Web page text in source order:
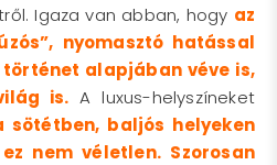
Igaza van abban, hogy az
nyomasztó hatással
alapjában véve is,
is. A luxus-helyszíneket
sötétben, baljós helyeken
nem véletlen. Szorosan